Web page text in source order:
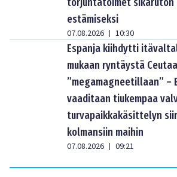
estämiseksi
07.08.2026 | 10:30
Espanja kiihdytti
mukaan ryntäystä
”megamagneetillaan” –
vaaditaan tiukempaa
turvapaikkakäsittelyn
kolmansiin maihin
07.08.2026 | 09:21